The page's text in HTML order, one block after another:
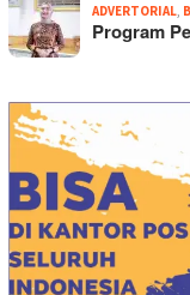
ADVERTORIAL
Program